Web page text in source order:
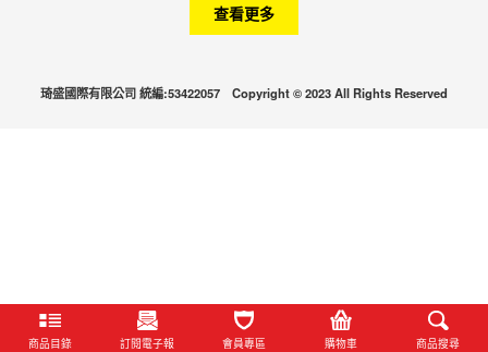
查看更多
琦盛國際有限公司 統編:53422057 Copyright © 2023 All Rights Reserved
商品目錄 訂閱電子報 會員專區 購物車 商品搜尋